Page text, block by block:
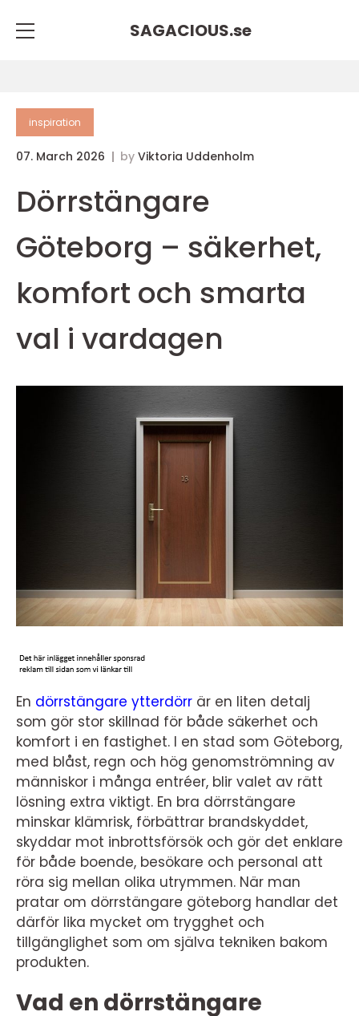
SAGACIOUS.se
inspiration
07. March 2026 by Viktoria Uddenholm
Dörrstängare
Göteborg – säkerhet,
komfort och smarta
val i vardagen
En dörrstängare ytterdörr är en liten detalj
som gör stor skillnad för både säkerhet och
komfort i en fastighet. I en stad som Göteborg,
med blåst, regn och hög genomströmning av
människor i många entréer, blir valet av rätt
lösning extra viktigt. En bra dörrstängare
minskar klämrisk, förbättrar brandskyddet,
skyddar mot inbrottsförsök och gör det enklare
för både boende, besökare och personal att
röra sig mellan olika utrymmen. När man
pratar om dörrstängare göteborg handlar det
därför lika mycket om trygghet och
tillgänglighet som om själva tekniken bakom
produkten.
Vad en dörrstängare